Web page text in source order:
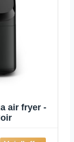
air fryer -